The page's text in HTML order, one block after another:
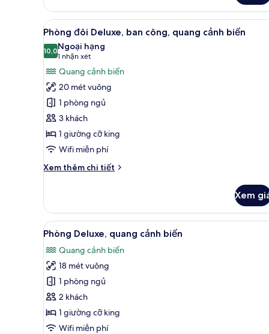
Phòng
đôi
Deluxe,
hiên,
quang
cảnh
biển
Xem
tất
cả
ảnh
Phòng
đôi
Deluxe,
ban
công,
quang
cảnh
Phòng đôi Deluxe, ban
10
Phòng đôi Deluxe, ban công, quang cảnh biển
10,010,0 trên 10
Ngoại hạng
1 nhận xét
(1
nhận
xét)
Quang cảnh biển
20 mét vuông
1 phòng ngủ
3 khách
1 giường cỡ king
Wifi miễn phí
Xem thêm chi tiết
Chi
Phòng
đôi
Deluxe,
công,
quang
cảnh
biển
Xem
Xem
tất
cả
ảnh
Phòng
Deluxe,
quang
cảnh
Phòng Deluxe, quang cảnh
9
Phòng Deluxe, quang cảnh biển
Quang cảnh biển
18 mét vuông
1 phòng ngủ
2 khách
1 giường cỡ king
Wifi miễn phí